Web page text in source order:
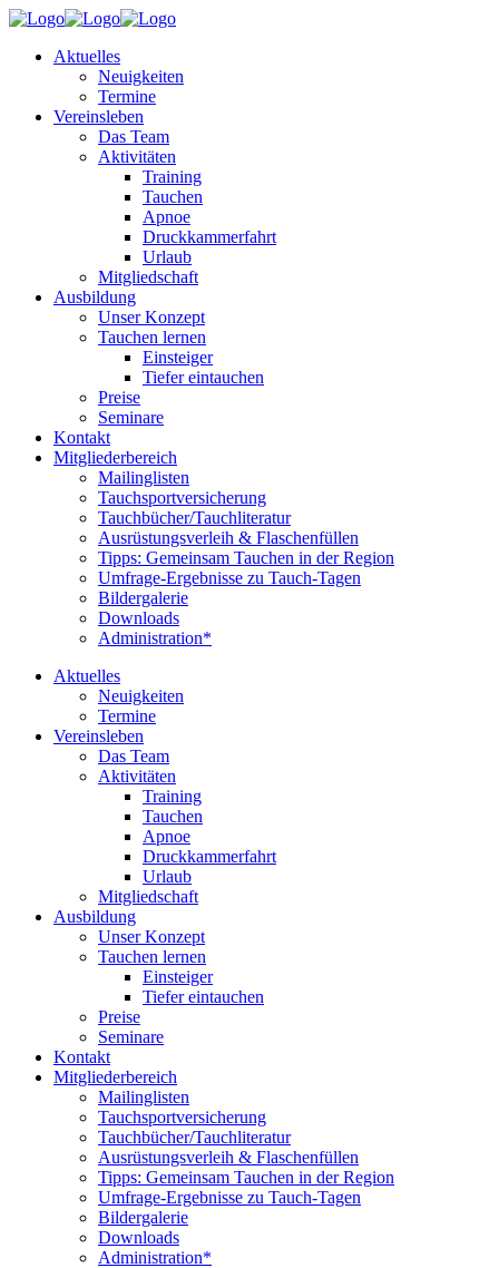
Aktuelles
Neuigkeiten
Termine
Vereinsleben
Das Team
Aktivitäten
Training
Tauchen
Apnoe
Druckkammerfahrt
Urlaub
Mitgliedschaft
Ausbildung
Unser Konzept
Tauchen lernen
Einsteiger
Tiefer eintauchen
Preise
Seminare
Kontakt
Mitgliederbereich
Mailinglisten
Tauchsportversicherung
Tauchbücher/Tauchliteratur
Ausrüstungsverleih & Flaschenfüllen
Tipps: Gemeinsam Tauchen in der Region
Umfrage-Ergebnisse zu Tauch-Tagen
Bildergalerie
Downloads
Administration*
Aktuelles
Neuigkeiten
Termine
Vereinsleben
Das Team
Aktivitäten
Training
Tauchen
Apnoe
Druckkammerfahrt
Urlaub
Mitgliedschaft
Ausbildung
Unser Konzept
Tauchen lernen
Einsteiger
Tiefer eintauchen
Preise
Seminare
Kontakt
Mitgliederbereich
Mailinglisten
Tauchsportversicherung
Tauchbücher/Tauchliteratur
Ausrüstungsverleih & Flaschenfüllen
Tipps: Gemeinsam Tauchen in der Region
Umfrage-Ergebnisse zu Tauch-Tagen
Bildergalerie
Downloads
Administration*